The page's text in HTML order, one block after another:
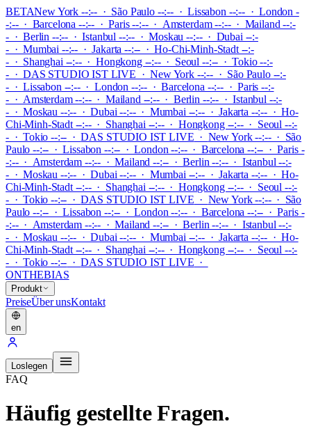
BETANew York --:-- · São Paulo --:-- · Lissabon --:-- · London -
-:-- · Barcelona --:-- · Paris --:-- · Amsterdam --:-- · Mailand --:-
- · Berlin --:-- · Istanbul --:-- · Moskau --:-- · Dubai --:-
- · Mumbai --:-- · Jakarta --:-- · Ho-Chi-Minh-Stadt --:-
- · Shanghai --:-- · Hongkong --:-- · Seoul --:-- · Tokio --:-
-·DAS STUDIO IST LIVE ·New York --:-- · São Paulo --:-
- · Lissabon --:-- · London --:-- · Barcelona --:-- · Paris --:-
- · Amsterdam --:-- · Mailand --:-- · Berlin --:-- · Istanbul --:-
- · Moskau --:-- · Dubai --:-- · Mumbai --:-- · Jakarta --:-- · Ho-
Chi-Minh-Stadt --:-- · Shanghai --:-- · Hongkong --:-- · Seoul --:-
- · Tokio --:-- ·DAS STUDIO IST LIVE · New York --:-- · São
Paulo --:-- · Lissabon --:-- · London --:-- · Barcelona --:-- · Paris -
-:-- · Amsterdam --:-- · Mailand --:-- · Berlin --:-- · Istanbul --:-
- · Moskau --:-- · Dubai --:-- · Mumbai --:-- · Jakarta --:-- · Ho-
Chi-Minh-Stadt --:-- · Shanghai --:-- · Hongkong --:-- · Seoul --:-
- · Tokio --:-- ·DAS STUDIO IST LIVE · New York --:-- · São
Paulo --:-- · Lissabon --:-- · London --:-- · Barcelona --:-- · Paris -
-:-- · Amsterdam --:-- · Mailand --:-- · Berlin --:-- · Istanbul --:-
- · Moskau --:-- · Dubai --:-- · Mumbai --:-- · Jakarta --:-- · Ho-
Chi-Minh-Stadt --:-- · Shanghai --:-- · Hongkong --:-- · Seoul --:-
- · Tokio --:-- ·DAS STUDIO IST LIVE ·
ONTHEBIAS
Produkt
PreiseÜber unsKontakt
en
Loslegen
FAQ
Häufig gestellte Fragen.